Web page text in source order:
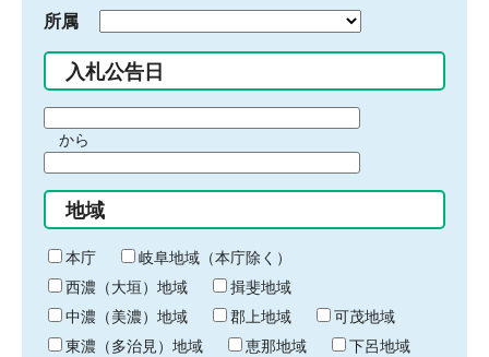
所属
入札公告日
間
始
り
から
間
終
わ
り
地域
本庁
岐阜地域（本庁除く）
西濃（大垣）地域
揖斐地域
中濃（美濃）地域
郡上地域
可茂地域
東濃（多治見）地域
恵那地域
下呂地域